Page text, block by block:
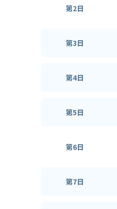
第2日
第3日
第4日
第5日
第6日
第7日